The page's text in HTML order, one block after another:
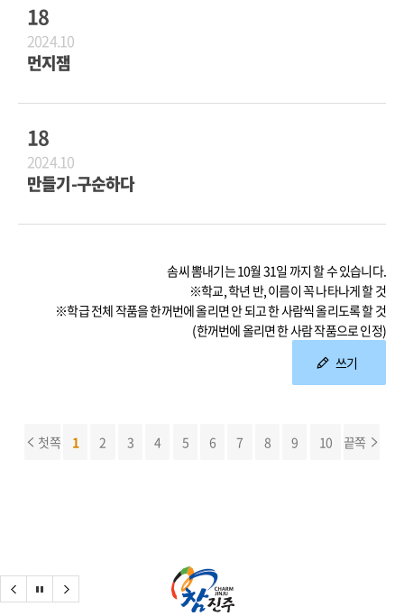
18
2024.10
먼지잼
18
2024.10
만들기-구순하다
솜씨 뽐내기는 10월 31일 까지 할 수 있습니다.
※학교, 학년 반, 이름이 꼭 나타나게 할 것
※학급 전체 작품을 한꺼번에 올리면 안 되고 한 사람씩 올리도록 할 것
(한꺼번에 올리면 한 사람 작품으로 인정)
쓰기
첫쪽 1 2 3 4 5 6 7 8 9 10 끝쪽